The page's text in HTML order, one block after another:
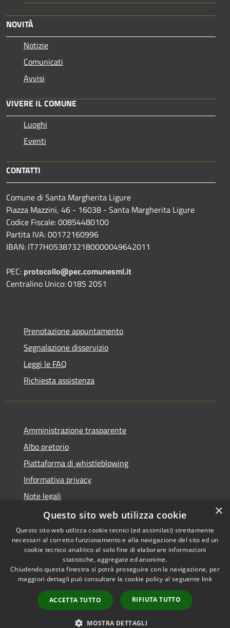
NOVITÀ
Notizie
Comunicati
Avvisi
VIVERE IL COMUNE
Luoghi
Eventi
CONTATTI
Comune di Santa Margherita Ligure
Piazza Mazzini, 46 - 16038 - Santa Margherita Ligure
Codice Fiscale: 00854480100
Partita IVA: 00172160996
IBAN: IT77H0538732180000049642011
PEC: protocollo@pec.comunesml.it
Centralino Unico: 0185 2051
Prenotazione appuntamento
Segnalazione disservizio
Leggi le FAQ
Richiesta assistenza
Amministrazione trasparente
Albo pretorio
Piattaforma di whistleblowing
Informativa privacy
Note legali
Dichiarazione di accessibilità
RSS
Accessibilità
Mappa del sito
© 2022 • Comune di Santa
Margherita Ligure •
Powered by
Municipium•
Accesso
Area Riservata
×
Questo sito web utilizza cookie
Questo sito web utilizza cookie tecnici (ed assimilati) strettamente
necessari al corretto funzionamento e alla navigazione del sito ed un
cookie tecnico analitico al solo fine di elaborare informazioni
statistiche, aggregate ed anonime.
Chiudendo questa finestra si potrà proseguire con la navigazione, per
maggiori dettagli può consultare la cookie policy al seguente link
ACCETTA TUTTO RIFIUTA TUTTO
MOSTRA DETTAGLI